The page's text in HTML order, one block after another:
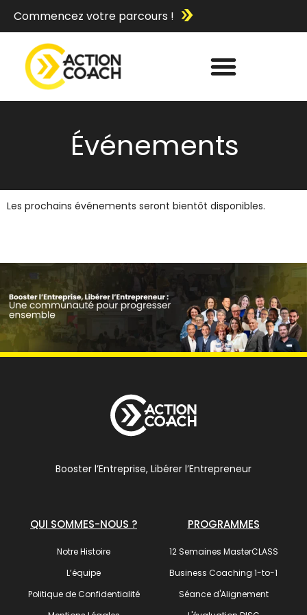
Commencez votre parcours !
Événements
Les prochains événements seront bientôt disponibles.
Booster l’Entreprise, Libérer l’Entrepreneur
QUI SOMMES-NOUS ?
Notre Histoire
L’équipe
Politique de Confidentialité
PROGRAMMES
12 Semaines MasterCLASS
Business Coaching 1-to-1
Séance d'Alignement